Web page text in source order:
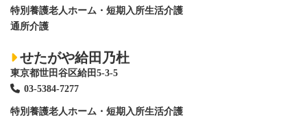
特別養護老人ホーム ・短期入所生活介護
通所介護
せたがや給田乃杜
東京都世田谷区給田5-3-5
03-5384-7277
特別養護老人ホーム ・短期入所生活介護